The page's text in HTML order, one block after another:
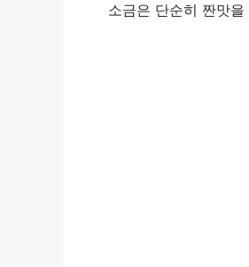
소금은 단순히 짠맛